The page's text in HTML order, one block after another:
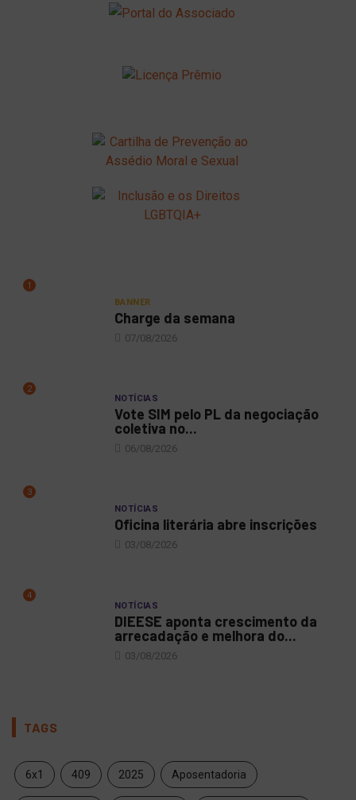
1
BANNER
Charge da semana
07/08/2026
2
NOTÍCIAS
Vote SIM pelo PL da negociação
coletiva no...
06/08/2026
3
NOTÍCIAS
Oficina literária abre inscrições
03/08/2026
4
NOTÍCIAS
DIEESE aponta crescimento da
arrecadação e melhora do...
03/08/2026
TAGS
6x1 409 2025 Aposentadoria